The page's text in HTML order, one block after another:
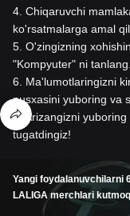
4 Chiqaruvchi
ko'rsatmalarga amal
5 O'zingizning
"Kompyuter" ni tanlang.
6
Ma'lumotlaringizni
nusxasini yuboring va
7.
Arizangizni
tugatdingiz!
AB ni
Yangi foydalanuvchilarni
LALIGA merchlari